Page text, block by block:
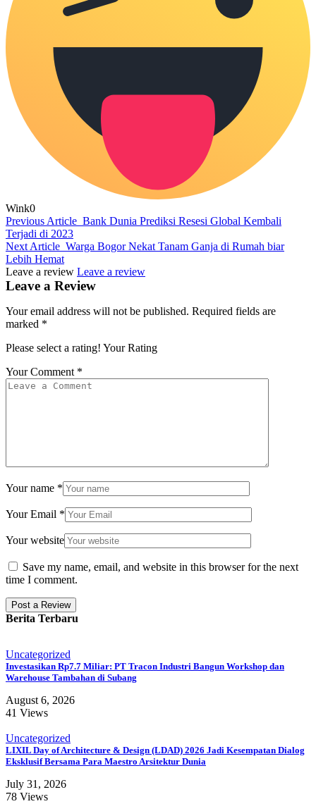
Wink0
Previous Article Bank Dunia Prediksi Resesi Global Kembali
Terjadi di 2023
Next Article Warga Bogor Nekat Tanam Ganja di Rumah biar
Lebih Hemat
Leave a review Leave a review
Leave a Review
Your email address will not be published. Required fields are
marked *
Please select a rating! Your Rating
Your Comment *
Your name *
Your Email *
Your website
Save my name, email, and website in this browser for the next
time I comment.
Berita Terbaru
Uncategorized
Investasikan Rp7.7 Miliar: PT Tracon Industri Bangun Workshop dan
Warehouse Tambahan di Subang
August 6, 2026
41 Views
Uncategorized
LIXIL Day of Architecture & Design (LDAD) 2026 Jadi Kesempatan Dialog
Eksklusif Bersama Para Maestro Arsitektur Dunia
July 31, 2026
78 Views